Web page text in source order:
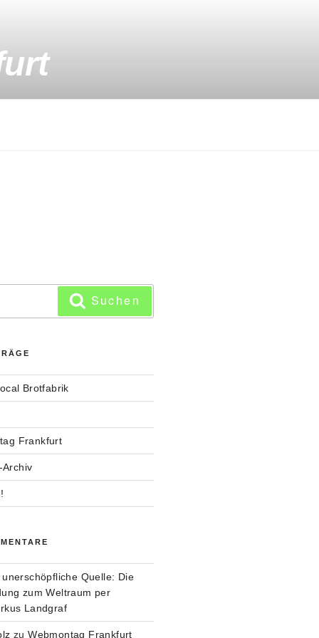
Suchen
Brotfabrik
Frankfurt
Archiv
unerschöpfliche Quelle: Die
zum Weltraum per
Landgraf
zuWebmontag Frankfurt